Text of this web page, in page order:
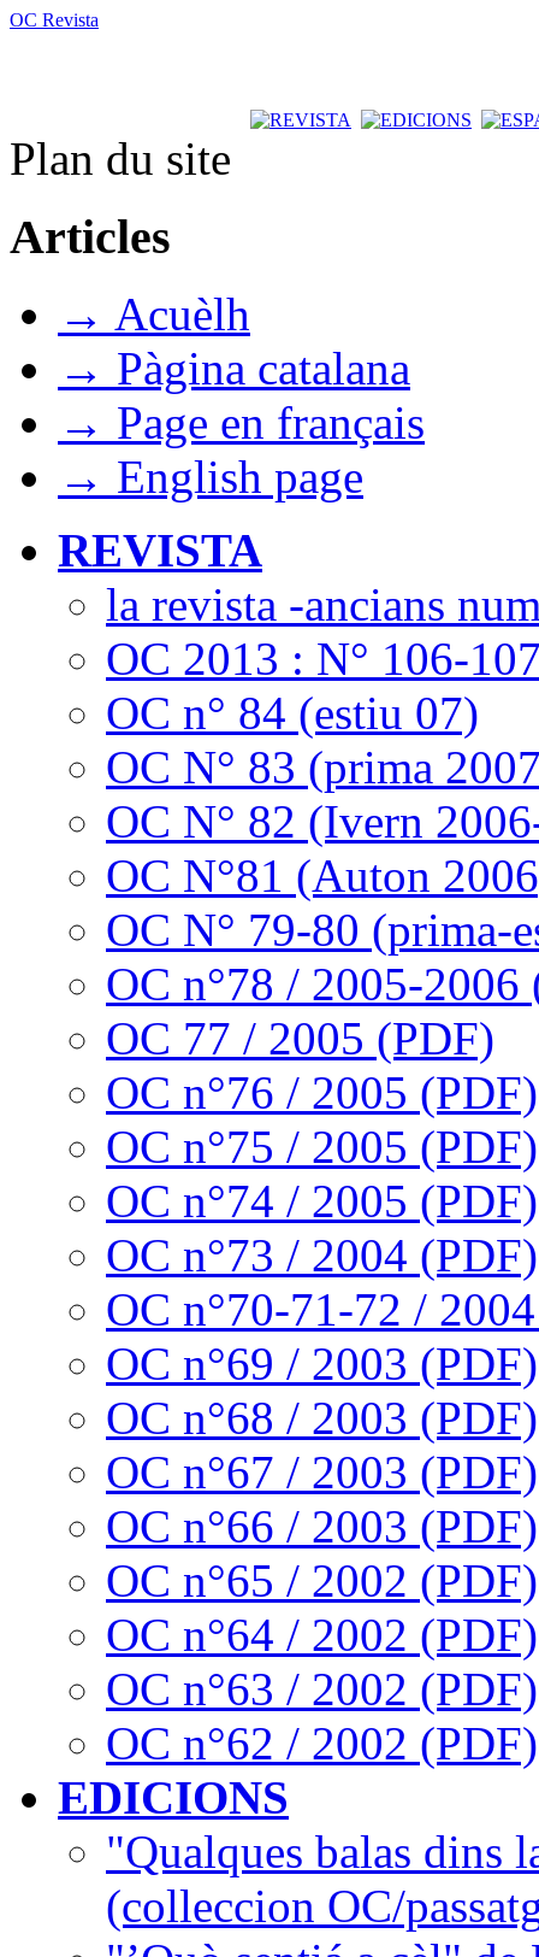
OC Revista
Plan du site
Articles
→ Acuèlh
→ Pàgina catalana
→ Page en français
→ English page
REVISTA
la revista -ancians
OC 2013 : N° 106-
OC n° 84 (estiu 07)
OC N° 83 (prima
OC N° 82 (Ivern
OC N°81 (Auton
OC N° 79-80 (prima-
OC n°78 / 2005-2006
OC 77 / 2005 (PDF)
OC n°76 / 2005 (PDF)
OC n°75 / 2005 (PDF)
OC n°74 / 2005 (PDF)
OC n°73 / 2004 (PDF)
OC n°70-71-72 /
OC n°69 / 2003 (PDF)
OC n°68 / 2003 (PDF)
OC n°67 / 2003 (PDF)
OC n°66 / 2003 (PDF)
OC n°65 / 2002 (PDF)
OC n°64 / 2002 (PDF)
OC n°63 / 2002 (PDF)
OC n°62 / 2002 (PDF)
EDICIONS
"Qualques balas dins
(colleccion OC/